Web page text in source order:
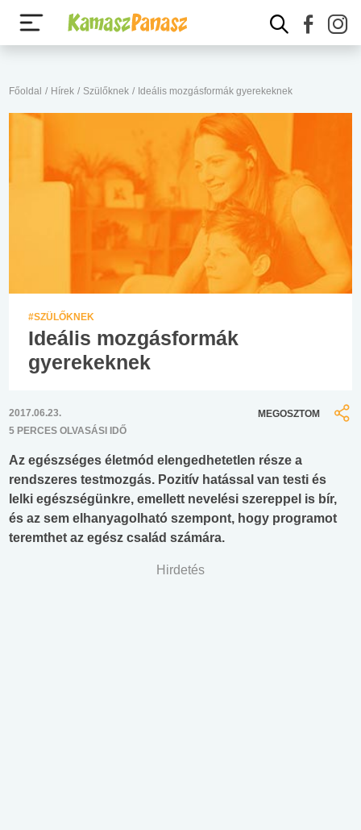
Főoldal / Hírek / Szülőknek / Ideális mozgásformák gyerekeknek
#SZÜLŐKNEK
Ideális mozgásformák
gyerekeknek
2017.06.23.
5 PERCES OLVASÁSI IDŐ
MEGOSZTOM
Az egészséges életmód elengedhetetlen része a
rendszeres testmozgás. Pozitív hatással van testi és
lelki egészségünkre, emellett nevelési szereppel is bír,
és az sem elhanyagolható szempont, hogy programot
teremthet az egész család számára.
Hirdetés